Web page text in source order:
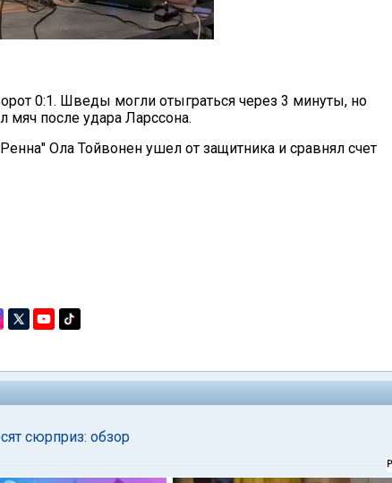
0:1. Шведы могли отыграться через 3 минуты, но
мяч после удара Ларссона.
Ола Тойвонен ушел от защитника и сравнял счет
сюрприз: обзор